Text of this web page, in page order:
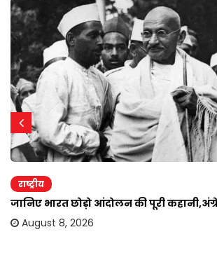
राष्ट्रीय
जानिए भारत छोड़ो आंदोलन की पूरी
August 8, 2026